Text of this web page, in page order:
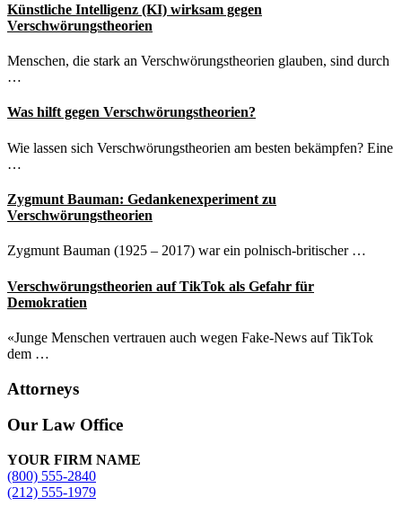
Künstliche Intelligenz (KI) wirksam gegen
Verschwörungstheorien
Menschen, die stark an Verschwörungstheorien glauben, sind durch
…
Was hilft gegen Verschwörungstheorien?
Wie lassen sich Verschwörungstheorien am besten bekämpfen? Eine
…
Zygmunt Bauman: Gedankenexperiment zu
Verschwörungstheorien
Zygmunt Bauman (1925 – 2017) war ein polnisch-britischer …
Verschwörungstheorien auf TikTok als Gefahr für
Demokratien
«Junge Menschen vertrauen auch wegen Fake-News auf TikTok
dem …
Attorneys
Site
Footer
Our Law Office
YOUR FIRM NAME
(800) 555-2840
(212) 555-1979